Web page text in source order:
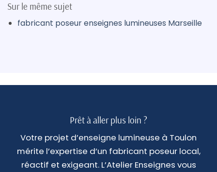
Sur le même sujet
fabricant poseur enseignes lumineuses Marseille
Prêt à aller plus loin ?
Votre projet d’enseigne lumineuse à Toulon
mérite l’expertise d’un fabricant poseur local,
réactif et exigeant. L’Atelier Enseignes vous